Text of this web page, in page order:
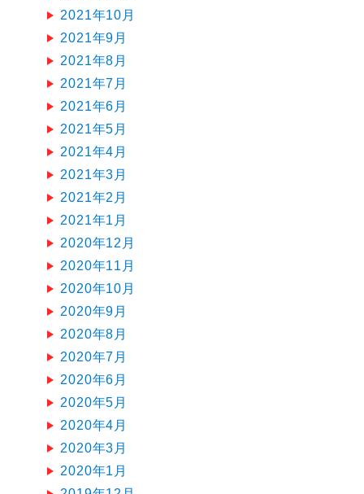
2021年10月
2021年9月
2021年8月
2021年7月
2021年6月
2021年5月
2021年4月
2021年3月
2021年2月
2021年1月
2020年12月
2020年11月
2020年10月
2020年9月
2020年8月
2020年7月
2020年6月
2020年5月
2020年4月
2020年3月
2020年1月